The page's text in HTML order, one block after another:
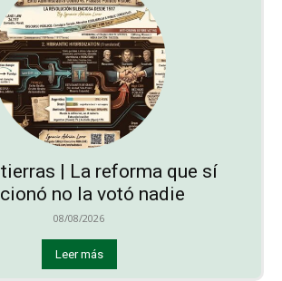
| La reforma que sí
no la votó nadie
08/08/2026
Leer más